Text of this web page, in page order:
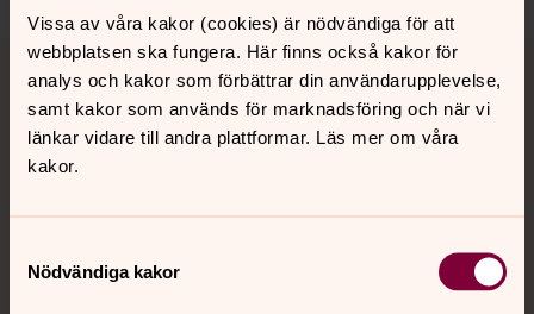
Vissa av våra kakor (cookies) är nödvändiga för att
webbplatsen ska fungera. Här finns också kakor för
analys och kakor som förbättrar din användarupplevelse,
samt kakor som används för marknadsföring och när vi
länkar vidare till andra plattformar. Läs mer om våra
kakor.
Nödvändiga kakor
Tillbaka till toppen
Tillbaka till innehållet
Kontakt
Kalender